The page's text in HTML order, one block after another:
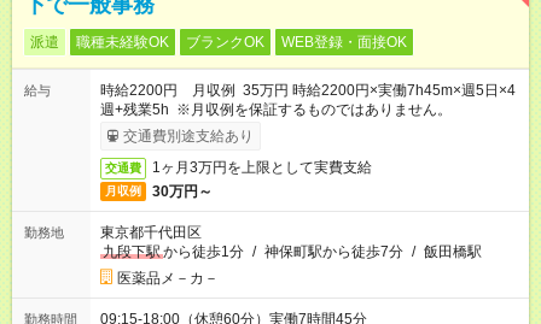
下で一般事務
派遣 職種未経験OK ブランクOK WEB登録・面接OK
給与
時給2200円 月収例 35万円 時給2200円×実働7h45m×週5日×4
週+残業5h ※月収例を保証するものではありません。
交通費別途支給あり
交通費 1ヶ月3万円を上限として実費支給
月収例 30万円～
勤務地
東京都千代田区
九段下駅から徒歩1分 / 神保町駅から徒歩7分 / 飯田橋駅
医薬品メ－カ－
勤務時間 09:15-18:00（休憩60分）実働7時間45分